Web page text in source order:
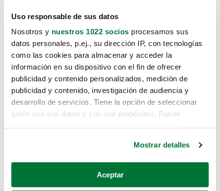
Uso responsable de sus datos
Nosotros y nuestros 1022 socios procesamos sus
datos personales, p.ej., su dirección IP, con tecnologías
como las cookies para almacenar y acceder la
información en su dispositivo con el fin de ofrecer
publicidad y contenido personalizados, medición de
publicidad y contenido, investigación de audiencia y
desarrollo de servicios. Tiene la opción de seleccionar
quién usa sus datos y con qué propósitos. Puede
Si lo permite, también quisiéramos:
Recopilar información sobre su ubicación geográfica
Mostrar detalles
Aceptar
Lo sentimos, no sabemos como
te hemos traido hasta aquí.
Pero puedes encontrar el coche que estás
buscando en alguno de estos enlaces:
Coches de segunda mano
Coches de km0